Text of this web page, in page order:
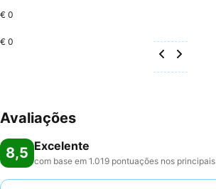
€ 0
€ 0
Avaliações
8,5 Excelente
com base em 1.019 pontuações nos principais